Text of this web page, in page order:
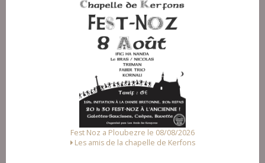
Fest Noz a Ploubezre le 08/08/2026
Les amis de la chapelle de Kerfons